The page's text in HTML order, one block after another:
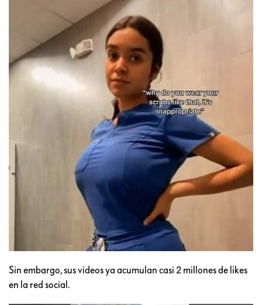
Sin embargo, sus videos ya acumulan casi 2 millones de likes
en la red social.